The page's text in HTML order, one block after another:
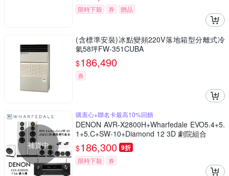
限時下殺
券 贈品
(含標準安裝)冰點變頻220V落地箱型分離式冷
氣58坪FW-351CUBA
$186,490
券
補貨中
購衷心+聯名卡最高10%回饋
DENON AVR-X2800H+Wharfedale EVO5.4+5.
1+5.C+SW-10+Diamond 12 3D 劇院組合
$186,300 9折
限時下殺 券